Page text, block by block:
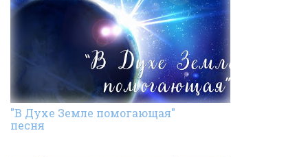
"В Духе Земле помогающая"
песня